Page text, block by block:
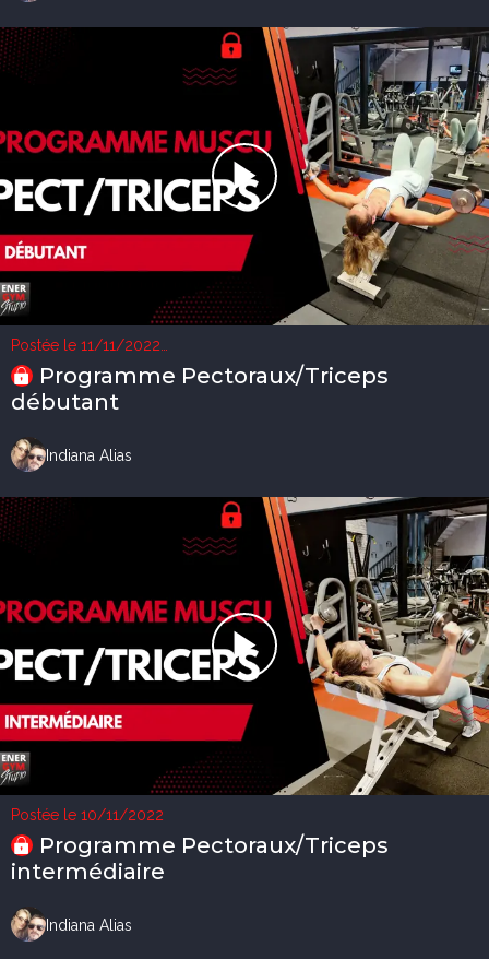
Postée le 11/11/2022
2 vuesProgramme Pectoraux/Triceps
débutant
Indiana Alias
Postée le 10/11/2022
Programme Pectoraux/Triceps
intermédiaire
Indiana Alias